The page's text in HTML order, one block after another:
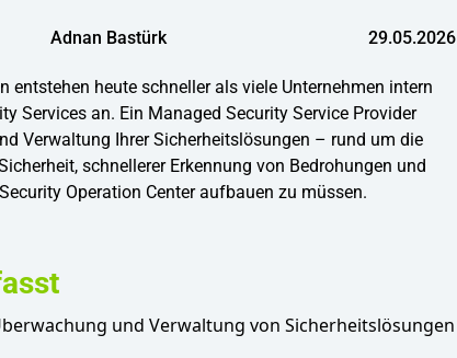
Adnan Bastürk 29.05.2026
heute schneller als viele Unternehmen intern
Services an. Ein Managed Security Service Provider
Verwaltung Ihrer Sicherheitslösungen – rund um die
schnellerer Erkennung von Bedrohungen und
Operation Center aufbauen zu müssen.
und Verwaltung von Sicherheitslösungen